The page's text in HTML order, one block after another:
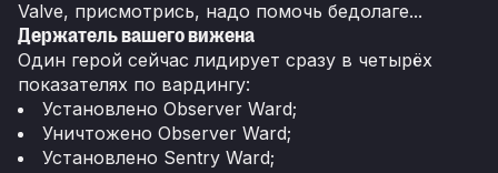
Valve, присмотрись, надо помочь бедолаге...
Держатель вашего вижена
Один герой сейчас лидирует сразу в четырёх
показателях по вардингу:
Установлено Observer Ward;
Уничтожено Observer Ward;
Установлено Sentry Ward;